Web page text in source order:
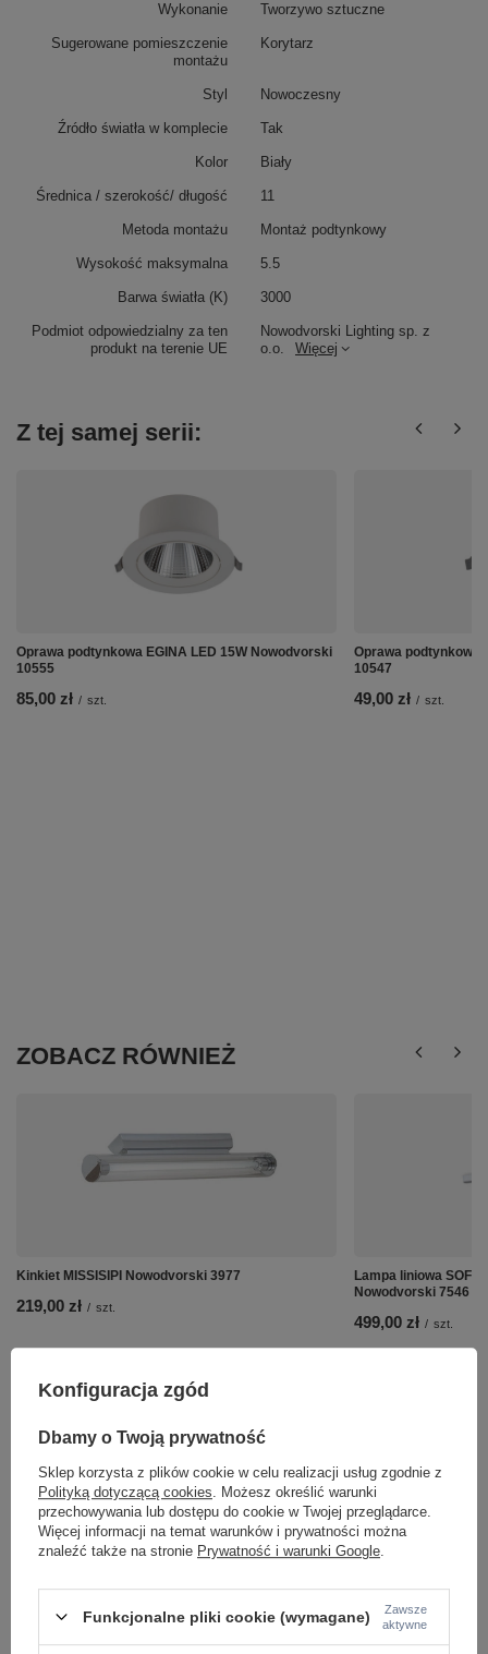
Podmiot odpowiedzialny za ten
produkt na terenie UE
Nowodvorski Lighting sp. z
o.o.
Więcej
Wykonanie Tworzywo sztuczne
Sugerowane pomieszczenie
montażu
Korytarz
Styl Nowoczesny
Źródło światła w komplecie Tak
Kolor Biały
Średnica / szerokość/ długość 11
Metoda montażu Montaż podtynkowy
Wysokość maksymalna 5.5
Barwa światła (K) 3000
Z tej samej serii:
Oprawa podtynkowa EGINA LED 15W Nowodvorski
10555
85,00 zł / szt.
Oprawa podtynkowa
10547
49,00 zł / szt.
ZOBACZ RÓWNIEŻ
Kinkiet MISSISIPI Nowodvorski 3977
219,00 zł / szt.
Lampa liniowa SOFT
Nowodvorski 7546
499,00 zł / szt.
Konfiguracja zgód
Dbamy o Twoją prywatność
Sklep korzysta z plików cookie w celu realizacji usług zgodnie z
Polityką dotyczącą cookies . Możesz określić warunki
przechowywania lub dostępu do cookie w Twojej przeglądarce.
Więcej informacji na temat warunków i prywatności można
znaleźć także na stronie Prywatność i warunki Google
Funkcjonalne pliki cookie (wymagane)
Zawsze
aktywne